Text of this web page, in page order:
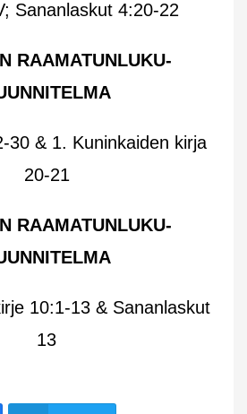
Sananlaskut 4:20-22
RAAMATUNLUKU-
30 & 1. Kuninkaiden kirja
20-21
RAAMATUNLUKU-
10:1-13 & Sananlaskut
13